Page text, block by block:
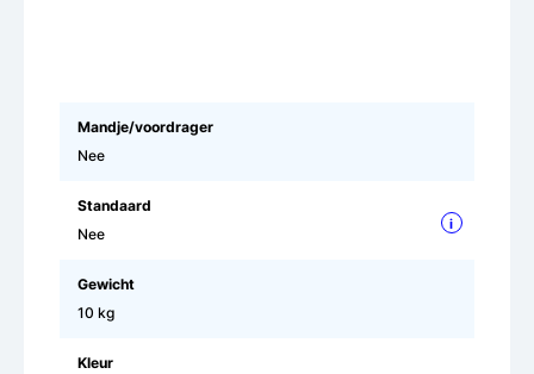
Mandje/voordrager
Nee
Standaard
Nee
i
Gewicht
10 kg
Kleur